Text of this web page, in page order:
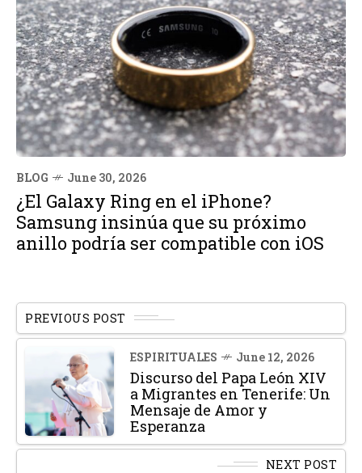
BLOG June 30, 2026
¿El Galaxy Ring en el iPhone?
Samsung insinúa que su próximo
anillo podría ser compatible con iOS
PREVIOUS POST
ESPIRITUALES June 12, 2026
Discurso del Papa León XIV
a Migrantes en Tenerife: Un
Mensaje de Amor y
Esperanza
NEXT POST